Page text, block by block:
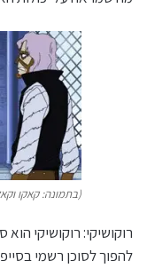
(בתמונה: קאקו
רוקושיקי: רוקושיקי